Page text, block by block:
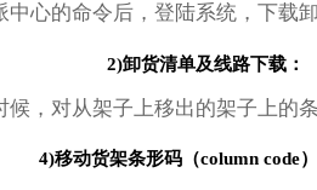
中心的命令后，登陆系统，下载
2)卸货清单及线路下载：
候，对从架子上移出的架子上的
4)移动货架条形码（column code